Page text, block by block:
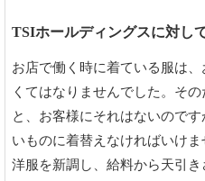
TSIホールディングスに対し
お店で働く時に着ている服は
くてはなりませんでした。そ
と、お客様にそれはないので
いものに着替えなければいけ
洋服を新調し、給料から天引